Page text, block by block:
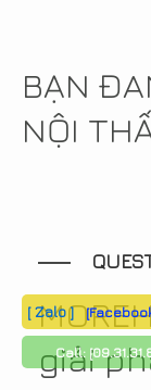
BẠN
NỘI
giải
[ Zalo ]
Call: